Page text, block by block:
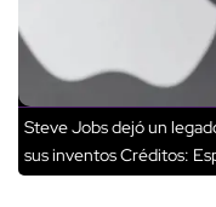
Steve Jobs dejó un
sus inventosCréditos: